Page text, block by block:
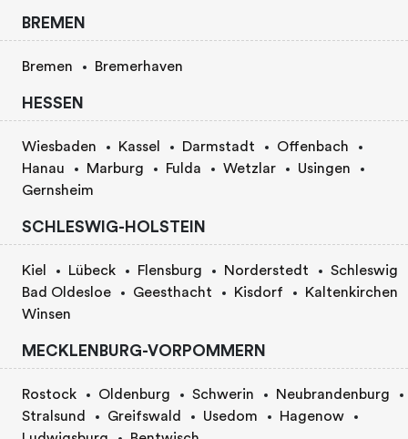
BREMEN
Bremen Bremerhaven
HESSEN
Wiesbaden Kassel Darmstadt
Offenbach
Hanau
Marburg Fulda Wetzlar
Usingen
Gernsheim
SCHLESWIG-HOLSTEIN
Kiel Lübeck Flensburg Norderstedt
Schleswig
Bad Oldesloe
Geesthacht Kisdorf
Kaltenkirchen
Winsen
MECKLENBURG-VORPOMMERN
Rostock Oldenburg Schwerin
Neubrandenburg
Stralsund
Greifswald Usedom
Hagenow